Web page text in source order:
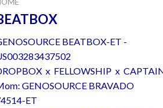
BEATBOX-ET -
x FELLOWSHIP x
GENOSOURCE BRAVADO
ET